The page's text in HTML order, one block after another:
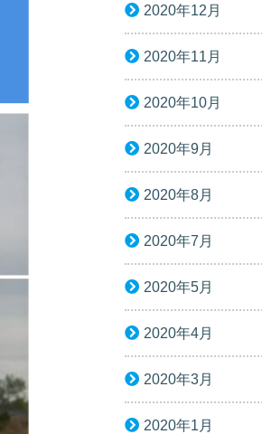
2020年12月
2020年11月
2020年10月
2020年9月
2020年8月
2020年7月
2020年5月
2020年4月
2020年3月
2020年1月